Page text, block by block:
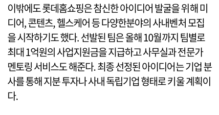
이밖에도 롯데홈쇼핑은 참신한 아이디어 발굴을 위해 미
디어, 콘텐츠, 헬스케어 등 다양한분야의 사내벤처 모집
을 시작하기도 했다. 선발된 팀은 올해 10월까지 팀별로
최대 1억원의 사업지원금을 지급하고 사무실과 전문가
멘토링 서비스도 해준다. 최종 선정된 아이디어는 기업 분
사를 통해 지분 투자나 사내 독립기업 형태로 키울 계획이
다.